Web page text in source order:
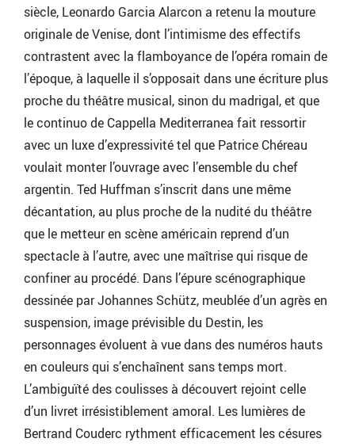
siècle, Leonardo Garcia Alarcon a retenu la mouture
originale de Venise, dont l’intimisme des effectifs
contrastent avec la flamboyance de l’opéra romain de
l’époque, à laquelle il s’opposait dans une écriture plus
proche du théâtre musical, sinon du madrigal, et que
le continuo de Cappella Mediterranea fait ressortir
avec un luxe d’expressivité tel que Patrice Chéreau
voulait monter l’ouvrage avec l’ensemble du chef
argentin. Ted Huffman s’inscrit dans une même
décantation, au plus proche de la nudité du théâtre
que le metteur en scène américain reprend d’un
spectacle à l’autre, avec une maîtrise qui risque de
confiner au procédé. Dans l’épure scénographique
dessinée par Johannes Schütz, meublée d’un agrès en
suspension, image prévisible du Destin, les
personnages évoluent à vue dans des numéros hauts
en couleurs qui s’enchaînent sans temps mort.
L’ambiguïté des coulisses à découvert rejoint celle
d’un livret irrésistiblement amoral. Les lumières de
Bertrand Couderc rythment efficacement les césures